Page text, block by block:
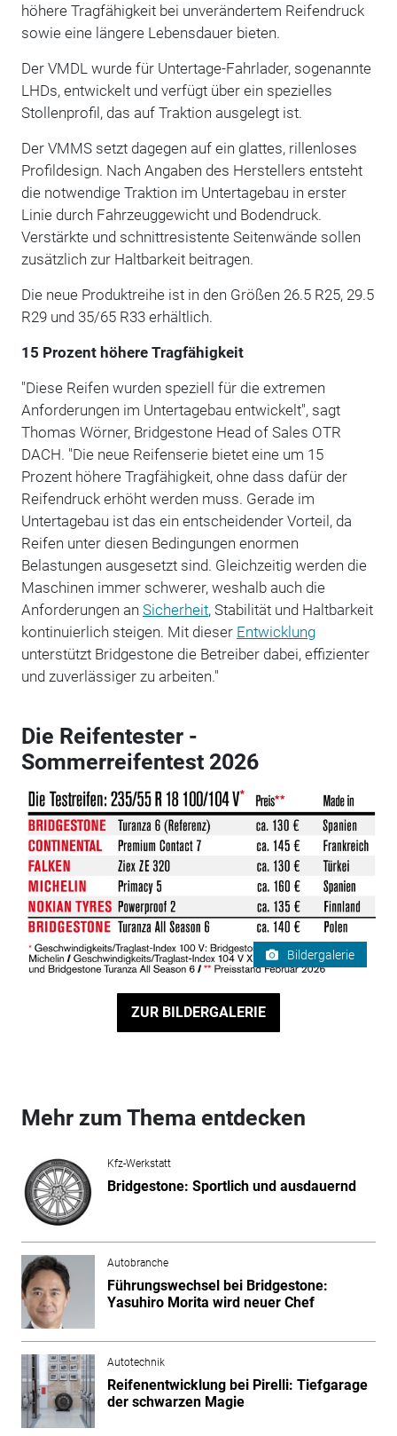
höhere Tragfähigkeit bei unverändertem Reifendruck
sowie eine längere Lebensdauer bieten.
Der VMDL wurde für Untertage-Fahrlader, sogenannte
LHDs, entwickelt und verfügt über ein spezielles
Stollenprofil, das auf Traktion ausgelegt ist.
Der VMMS setzt dagegen auf ein glattes, rillenloses
Profildesign. Nach Angaben des Herstellers entsteht
die notwendige Traktion im Untertagebau in erster
Linie durch Fahrzeuggewicht und Bodendruck.
Verstärkte und schnittresistente Seitenwände sollen
zusätzlich zur Haltbarkeit beitragen.
Die neue Produktreihe ist in den Größen 26.5 R25, 29.5
R29 und 35/65 R33 erhältlich.
15 Prozent höhere Tragfähigkeit
"Diese Reifen wurden speziell für die extremen
Anforderungen im Untertagebau entwickelt", sagt
Thomas Wörner, Bridgestone Head of Sales OTR
DACH. "Die neue Reifenserie bietet eine um 15
Prozent höhere Tragfähigkeit, ohne dass dafür der
Reifendruck erhöht werden muss. Gerade im
Untertagebau ist das ein entscheidender Vorteil, da
Reifen unter diesen Bedingungen enormen
Belastungen ausgesetzt sind. Gleichzeitig werden die
Maschinen immer schwerer, weshalb auch die
Anforderungen an Sicherheit, Stabilität und Haltbarkeit
kontinuierlich steigen. Mit dieser Entwicklung
unterstützt Bridgestone die Betreiber dabei, effizienter
und zuverlässiger zu arbeiten."
Die Reifentester -
Sommerreifentest 2026
Bildergalerie
ZUR BILDERGALERIE
Mehr zum Thema entdecken
Kfz-Werkstatt
Bridgestone: Sportlich und ausdauernd
Autobranche
Führungswechsel bei Bridgestone:
Yasuhiro Morita wird neuer Chef
Autotechnik
Reifenentwicklung bei Pirelli: Tiefgarage
der schwarzen Magie